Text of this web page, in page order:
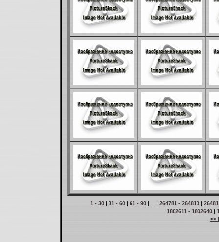
1 - 30 | 31 - 60 | 61 - 90 | ... | 264781 - 264810 |
1802611 - 1802640|
<<